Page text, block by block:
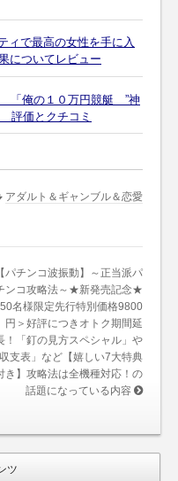
ィで最高の女性を手に入
についてレビュー
「俺の１０万円競艇 ”神
評価とクチコミ
アダルト＆ギャンブル＆恋愛
【パチンコ波振動】～正当派パ
ンコ攻略法～★新発売記念★
50名様限定先行特別価格9800
円＞好評につきオトク期間延
！「釘の見方スペシャル」や
収支表」など【嬉しい7大特典
き】攻略法は全機種対応！の
話題になっている内容
ツ